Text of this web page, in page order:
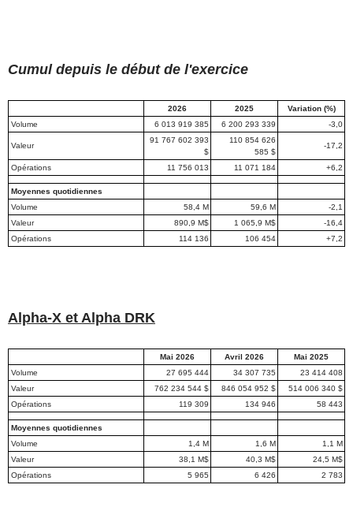
Cumul depuis le début de l'exercice
2026 2025
Variation (%)
Volume
6 013 919 385 6 200 293 339 -3,0
Valeur
91 767 602 393
$
110 854 626
585 $
-17,2
Opérations 11 756 013 11 071 184 +6,2
Moyennes quotidiennes
Volume
58,4 M 59,6 M
-2,1
Valeur
890,9 M$ 1 065,9 M$
-16,4
Opérations
114 136 106 454 +7,2
Alpha-X et Alpha DRK
Mai 2026 Avril 2026
Mai 2025
Volume
27 695 444 34 307 735
23 414 408
Valeur
762 234 544 $ 846 054 952 $
514 006 340 $
Opérations
119 309 134 946 58 443
Moyennes quotidiennes
Volume
1,4 M 1,6 M
1,1 M
Valeur
38,1 M$ 40,3 M$
24,5 M$
Opérations
5 965 6 426 2 783